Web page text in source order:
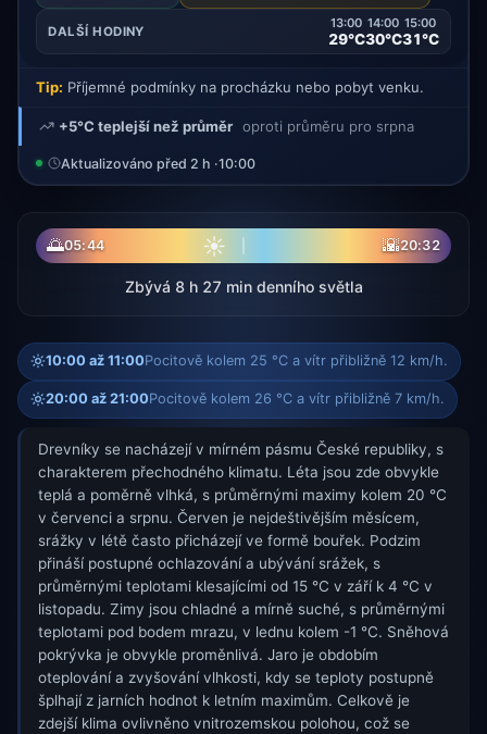
DALŠÍ HODINY
13:00
29°C
14:00
30°C
15:00
31°C
Tip: Příjemné podmínky na procházku nebo pobyt venku.
+5°C teplejší než průměr oproti průměru pro srpna
Aktualizováno před 2 h ·10:00
🌅05:44 ☀ 🌇20:32
Zbývá 8 h 27 min denního světla
10:00 až 11:00Pocitově kolem 25 °C a vítr přibližně 12 km/h.
20:00 až 21:00Pocitově kolem 26 °C a vítr přibližně 7 km/h.
Drevníky se nacházejí v mírném pásmu České republiky, s
charakterem přechodného klimatu. Léta jsou zde obvykle
teplá a poměrně vlhká, s průměrnými maximy kolem 20 °C
v červenci a srpnu. Červen je nejdeštivějším měsícem,
srážky v létě často přicházejí ve formě bouřek. Podzim
přináší postupné ochlazování a ubývání srážek, s
průměrnými teplotami klesajícími od 15 °C v září k 4 °C v
listopadu. Zimy jsou chladné a mírně suché, s průměrnými
teplotami pod bodem mrazu, v lednu kolem -1 °C. Sněhová
pokrývka je obvykle proměnlivá. Jaro je obdobím
oteplování a zvyšování vlhkosti, kdy se teploty postupně
šplhají z jarních hodnot k letním maximům. Celkově je
zdejší klima ovlivněno vnitrozemskou polohou, což se